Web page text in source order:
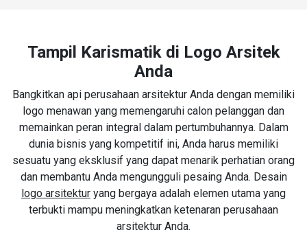
Tampil Karismatik di Logo Arsitek
Anda
Bangkitkan api perusahaan arsitektur Anda dengan memiliki
logo menawan yang memengaruhi calon pelanggan dan
memainkan peran integral dalam pertumbuhannya. Dalam
dunia bisnis yang kompetitif ini, Anda harus memiliki
sesuatu yang eksklusif yang dapat menarik perhatian orang
dan membantu Anda mengungguli pesaing Anda. Desain
logo arsitektur yang bergaya adalah elemen utama yang
terbukti mampu meningkatkan ketenaran perusahaan
arsitektur Anda.